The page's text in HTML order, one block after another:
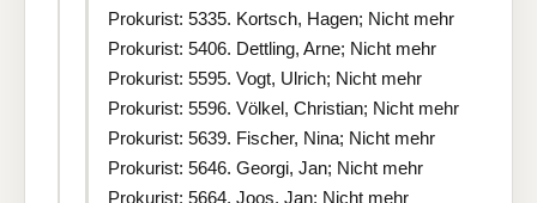
Prokurist: 5335. Kortsch, Hagen; Nicht mehr
Prokurist: 5406. Dettling, Arne; Nicht mehr
Prokurist: 5595. Vogt, Ulrich; Nicht mehr
Prokurist: 5596. Völkel, Christian; Nicht mehr
Prokurist: 5639. Fischer, Nina; Nicht mehr
Prokurist: 5646. Georgi, Jan; Nicht mehr
Prokurist: 5664. Joos, Jan; Nicht mehr